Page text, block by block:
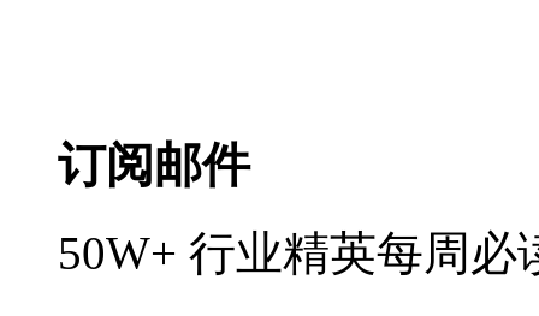
订阅邮件
50W+ 行业精英每周